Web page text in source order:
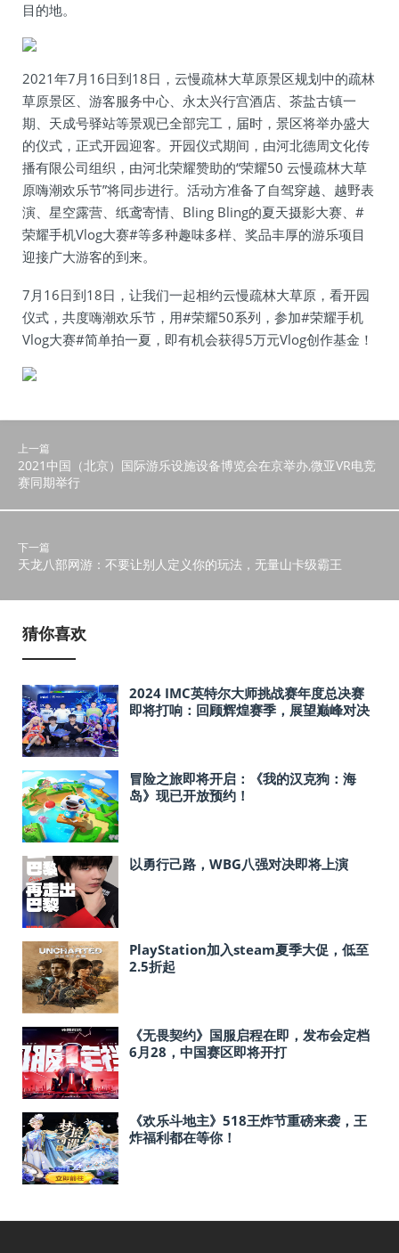
目的地。
2021年7月16日到18日，云慢疏林大草原景区规划中的疏林
草原景区、游客服务中心、永太兴行宫酒店、茶盐古镇一
期、天成号驿站等景观已全部完工，届时，景区将举办盛大
的仪式，正式开园迎客。开园仪式期间，由河北德周文化传
播有限公司组织，由河北荣耀赞助的“荣耀50 云慢疏林大草
原嗨潮欢乐节”将同步进行。活动方准备了自驾穿越、越野表
演、星空露营、纸鸢寄情、Bling Bling的夏天摄影大赛、#
荣耀手机Vlog大赛#等多种趣味多样、奖品丰厚的游乐项目
迎接广大游客的到来。
7月16日到18日，让我们一起相约云慢疏林大草原，看开园
仪式，共度嗨潮欢乐节，用#荣耀50系列，参加#荣耀手机
Vlog大赛#简单拍一夏，即有机会获得5万元Vlog创作基金！
上一篇
2021中国（北京）国际游乐设施设备博览会在京举办,微亚VR电竞
赛同期举行
下一篇
天龙八部网游：不要让别人定义你的玩法，无量山卡级霸王
猜你喜欢
2024 IMC英特尔大师挑战赛年度总决赛
即将打响：回顾辉煌赛季，展望巅峰对决
冒险之旅即将开启：《我的汉克狗：海
岛》现已开放预约！
以勇行己路，WBG八强对决即将上演
PlayStation加入steam夏季大促，低至
2.5折起
《无畏契约》国服启程在即，发布会定档
6月28，中国赛区即将开打
《欢乐斗地主》518王炸节重磅来袭，王
炸福利都在等你！